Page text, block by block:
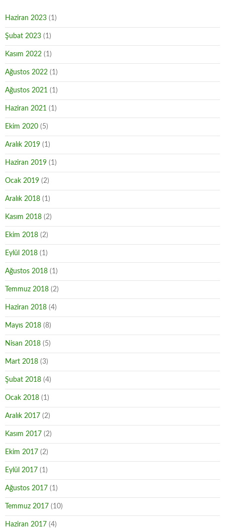
Haziran 2023 (1)
Şubat 2023 (1)
Kasım 2022 (1)
Ağustos 2022 (1)
Ağustos 2021 (1)
Haziran 2021 (1)
Ekim 2020 (5)
Aralık 2019 (1)
Haziran 2019 (1)
Ocak 2019 (2)
Aralık 2018 (1)
Kasım 2018 (2)
Ekim 2018 (2)
Eylül 2018 (1)
Ağustos 2018 (1)
Temmuz 2018 (2)
Haziran 2018 (4)
Mayıs 2018 (8)
Nisan 2018 (5)
Mart 2018 (3)
Şubat 2018 (4)
Ocak 2018 (1)
Aralık 2017 (2)
Kasım 2017 (2)
Ekim 2017 (2)
Eylül 2017 (1)
Ağustos 2017 (1)
Temmuz 2017 (10)
Haziran 2017 (4)